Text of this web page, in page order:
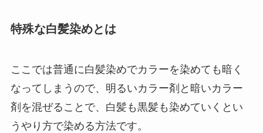
特殊な白髪染めとは
ここでは普通に白髪染めでカラーを染めても暗く
なってしまうので、明るいカラー剤と暗いカラー
剤を混ぜることで、白髪も黒髪も染めていくとい
うやり方で染める方法です。